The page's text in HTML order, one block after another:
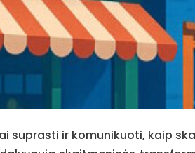
suprasti ir komunikuoti, kaip